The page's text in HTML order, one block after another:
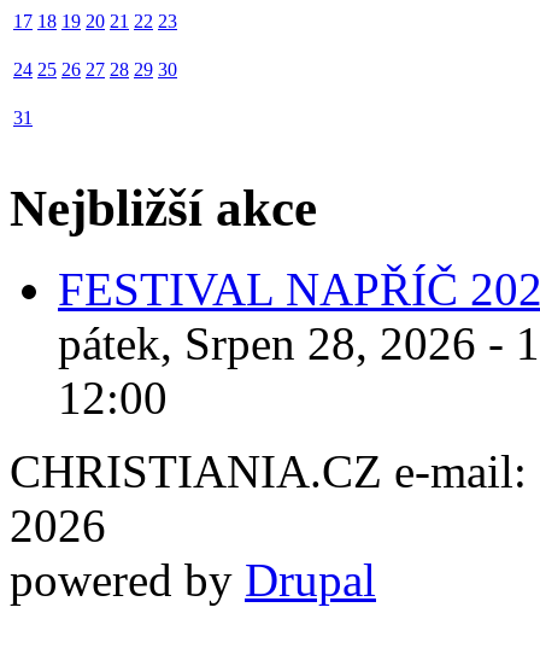
17 18 19 20 21 22 23
24 25 26 27 28 29 30
31
Nejbližší akce
FESTIVAL NAPŘÍČ
pátek, Srpen 28, 2026 -
12:00
CHRISTIANIA.CZ e-mail:
2026
powered by Drupal